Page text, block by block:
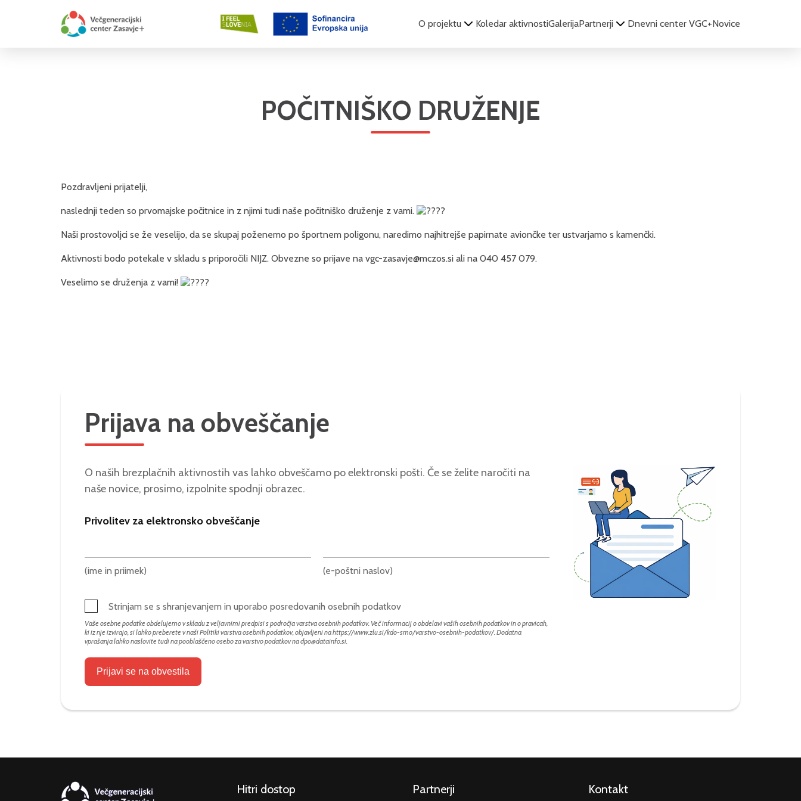
O projektu Koledar aktivnostiGalerijaPartnerji Dnevni center VGC+Novice
POČITNIŠKO DRUŽENJE
Pozdravljeni prijatelji,
naslednji teden so prvomajske počitnice in z njimi tudi naše počitniško druženje z vami.
Naši prostovoljci se že veselijo, da se skupaj poženemo po športnem poligonu, naredimo najhitrejše papirnate aviončke ter ustvarjamo s kamenčki.
Aktivnosti bodo potekale v skladu s priporočili NIJZ. Obvezne so prijave na vgc-zasavje@mczos.si ali na 040 457 079.
Veselimo se druženja z vami!
Prijava na obveščanje
O naših brezplačnih aktivnostih vas lahko obveščamo po elektronski pošti. Če se želite naročiti na
naše novice, prosimo, izpolnite spodnji obrazec.
Privolitev za elektronsko obveščanje
(ime in priimek) (e-poštni naslov)
Strinjam se s shranjevanjem in uporabo posredovanih osebnih podatkov
Vaše osebne podatke obdelujemo v skladu z veljavnimi predpisi s področja varstva osebnih podatkov. Več informacij o obdelavi vaših osebnih podatkov in o pravicah,
ki iz nje izvirajo, si lahko preberete v naši Politiki varstva osebnih podatkov, objavljeni nahttps://www.zlu.si/kdo-smo/varstvo-osebnih-podatkov/. Dodatna
vprašanja lahko naslovite tudi na pooblaščeno osebo za varstvo podatkov nadpo@datainfo.si.
Prijavi se na obvestila
Hitri dostop Partnerji Kontakt